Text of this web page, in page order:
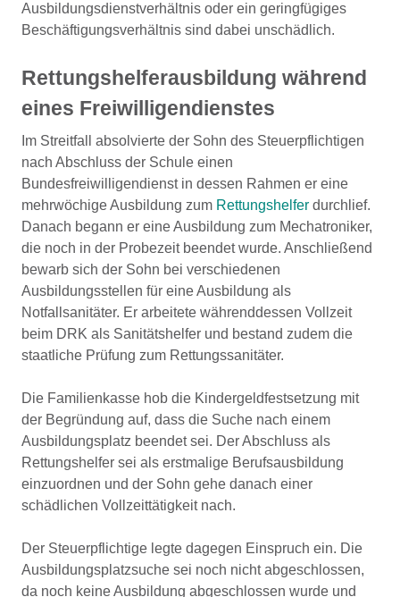
Ausbildungsdienstverhältnis oder ein geringfügiges
Beschäftigungsverhältnis sind dabei unschädlich.
Rettungshelferausbildung während
eines Freiwilligendienstes
Im Streitfall absolvierte der Sohn des Steuerpflichtigen
nach Abschluss der Schule einen
Bundesfreiwilligendienst in dessen Rahmen er eine
mehrwöchige Ausbildung zum Rettungshelfer durchlief.
Danach begann er eine Ausbildung zum Mechatroniker,
die noch in der Probezeit beendet wurde. Anschließend
bewarb sich der Sohn bei verschiedenen
Ausbildungsstellen für eine Ausbildung als
Notfallsanitäter. Er arbeitete währenddessen Vollzeit
beim DRK als Sanitätshelfer und bestand zudem die
staatliche Prüfung zum Rettungssanitäter.
Die Familienkasse hob die Kindergeldfestsetzung mit
der Begründung auf, dass die Suche nach einem
Ausbildungsplatz beendet sei. Der Abschluss als
Rettungshelfer sei als erstmalige Berufsausbildung
einzuordnen und der Sohn gehe danach einer
schädlichen Vollzeittätigkeit nach.
Der Steuerpflichtige legte dagegen Einspruch ein. Die
Ausbildungsplatzsuche sei noch nicht abgeschlossen,
da noch keine Ausbildung abgeschlossen wurde und